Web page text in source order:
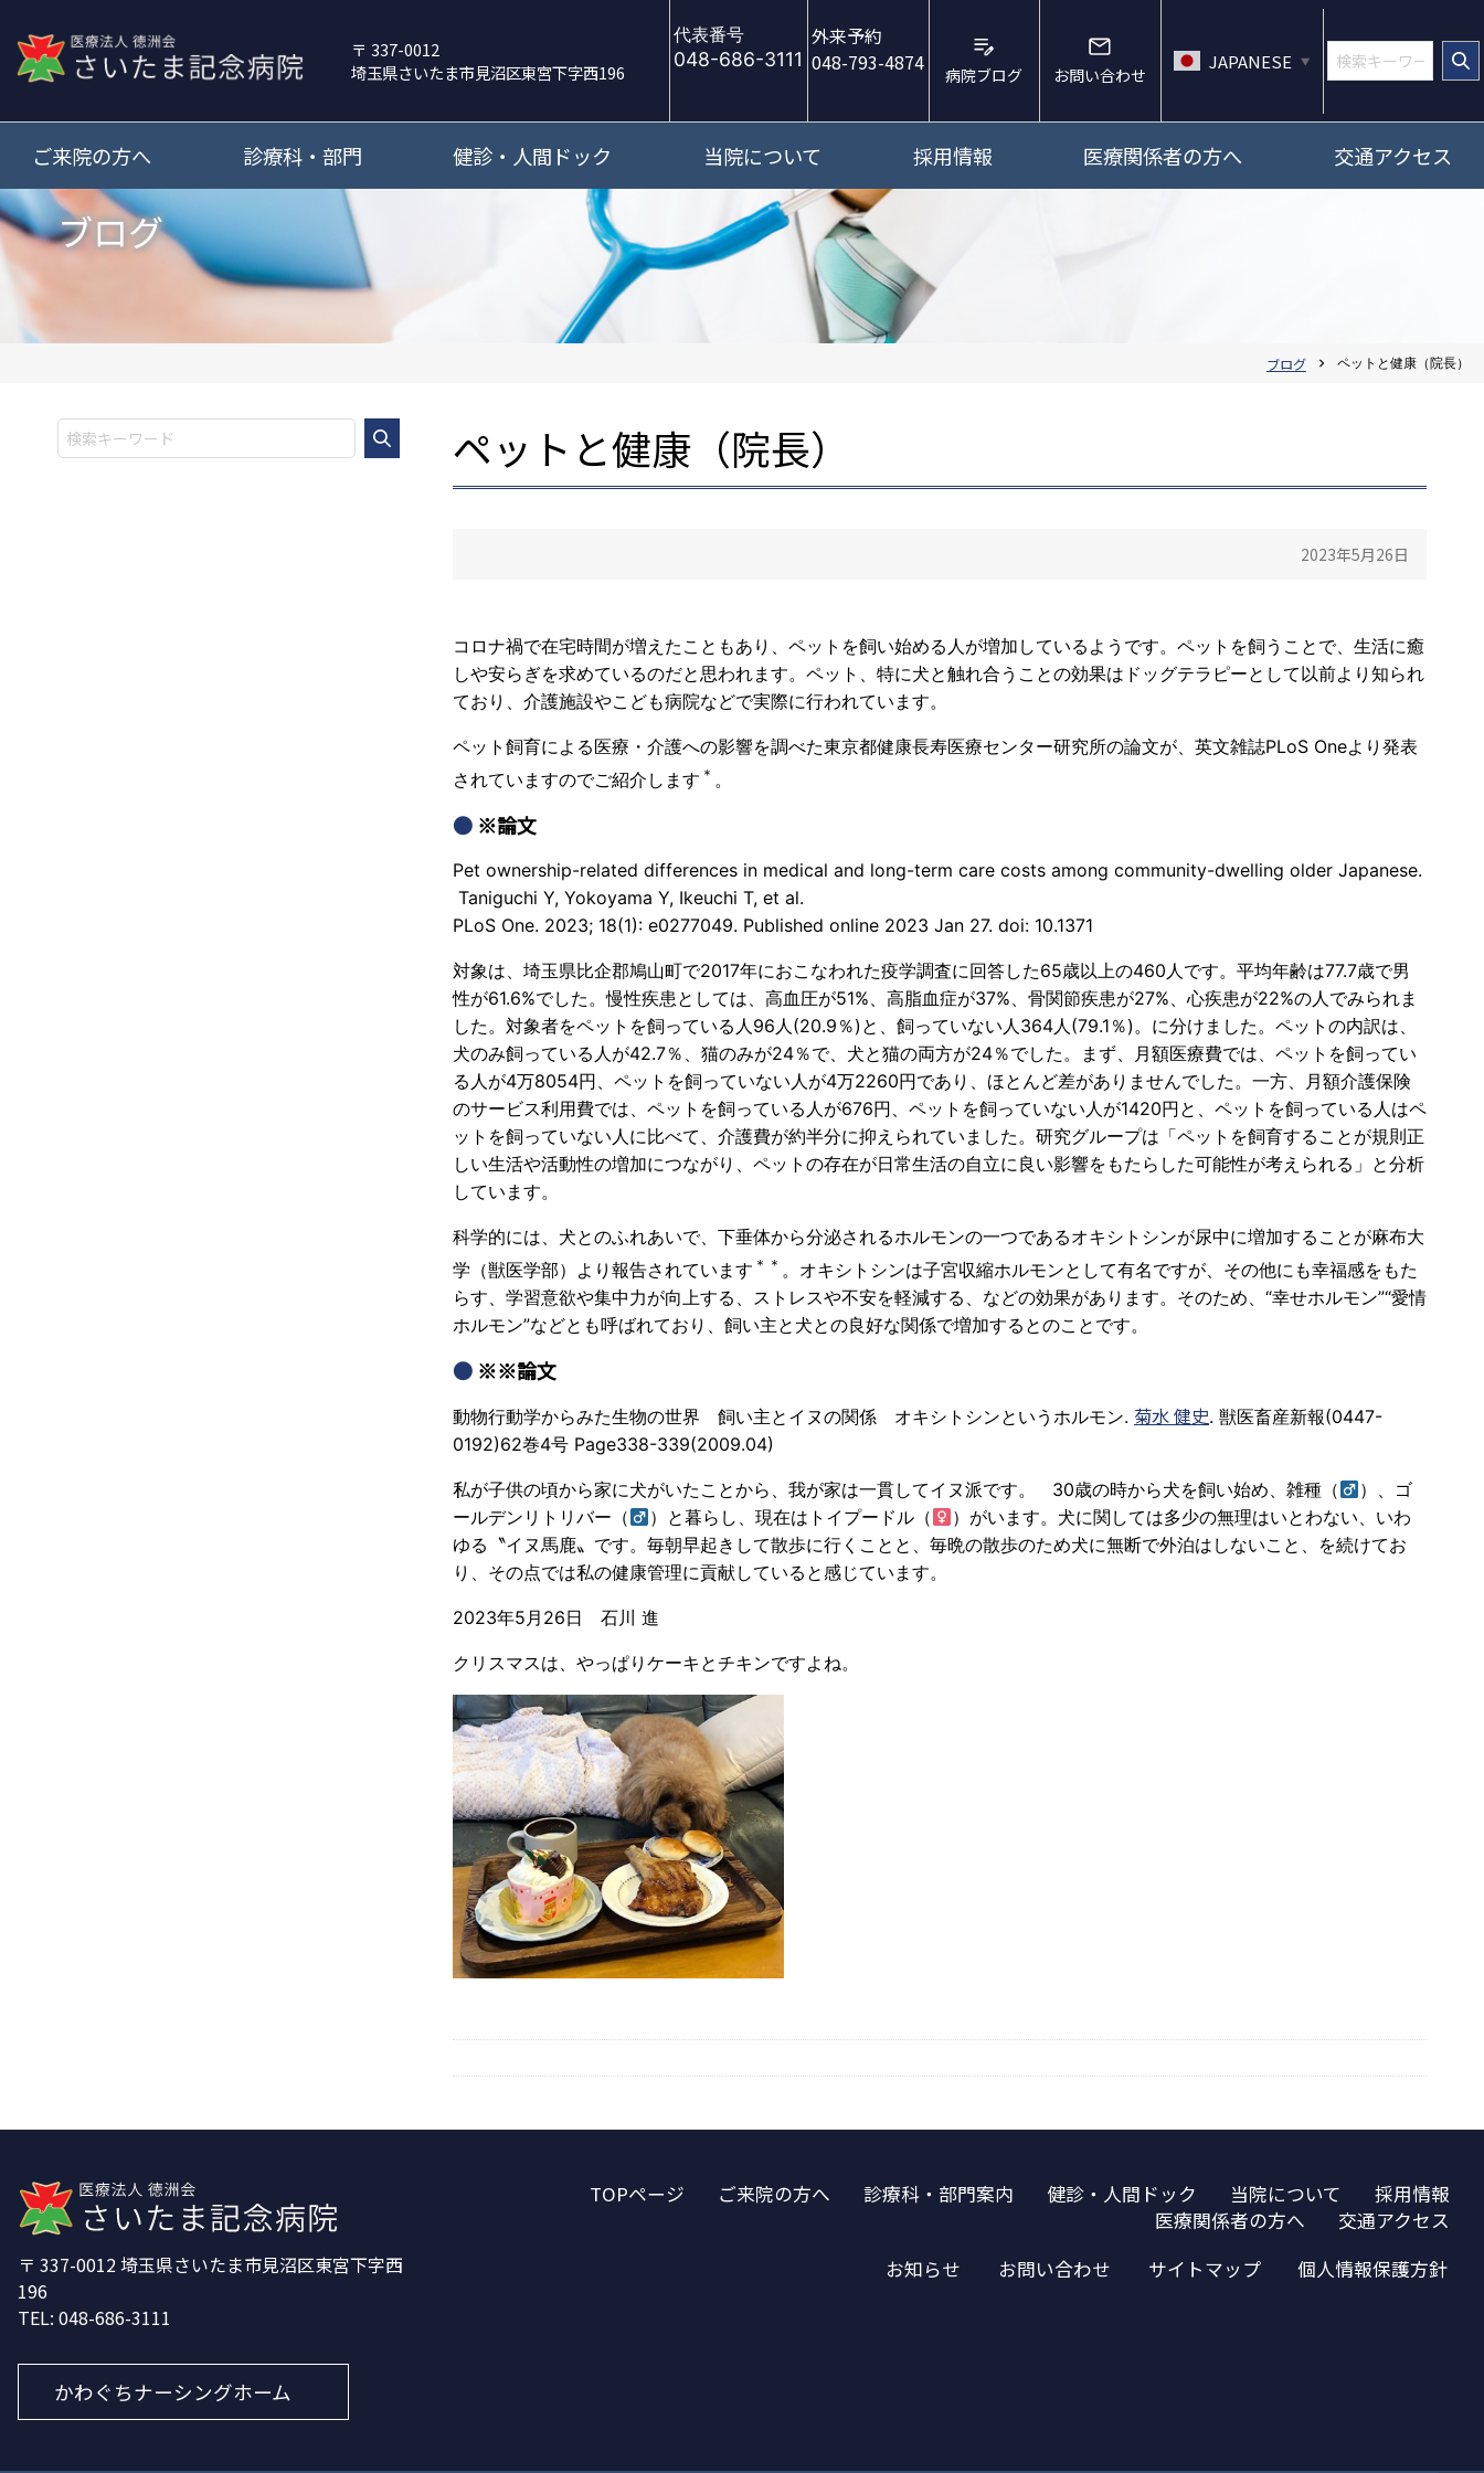
337-0012
埼玉県さいたま市見沼区東宮下字西196
代表番号
048-686-3111
外来予約
048-793-4874
病院ブログ お問い合わせ
JAPANESE ▼
ご来院の方へ 診療科・部門 健診・人間ドック 当院について 採用情報 医療関係者の方へ 交通アクセス
ブログ
ブログ chevron_right ペットと健康（院長）
ペットと健康（院長）
2023年5月26日
コロナ禍で在宅時間が増えたこともあり、ペットを飼い始める人が増加しているようです。ペットを飼うことで、生活に癒
しや安らぎを求めているのだと思われます。ペット、特に犬と触れ合うことの効果はドッグテラピーとして以前より知られ
ており、介護施設やこども病院などで実際に行われています。
ペット飼育による医療・介護への影響を調べた東京都健康長寿医療センター研究所の論文が、英文雑誌PLoS Oneより発表
されていますのでご紹介します ＊ 。
※論文
Pet ownership-related differences in medical and long-term care costs among community-dwelling older Japanese.
Taniguchi Y, Yokoyama Y, Ikeuchi T, et al.
PLoS One. 2023; 18(1): e0277049. Published online 2023 Jan 27. doi: 10.1371
対象は、埼玉県比企郡鳩山町で2017年におこなわれた疫学調査に回答した65歳以上の460人です。平均年齢は77.7歳で男
性が61.6%でした。慢性疾患としては、高血圧が51%、高脂血症が37%、骨関節疾患が27%、心疾患が22%の人でみられま
した。対象者をペットを飼っている人96人(20.9％)と、飼っていない人364人(79.1％)。に分けました。ペットの内訳は、
犬のみ飼っている人が42.7％、猫のみが24％で、犬と猫の両方が24％でした。まず、月額医療費では、ペットを飼ってい
る人が4万8054円、ペットを飼っていない人が4万2260円であり、ほとんど差がありませんでした。一方、月額介護保険
のサービス利用費では、ペットを飼っている人が676円、ペットを飼っていない人が1420円と、ペットを飼っている人はペ
ットを飼っていない人に比べて、介護費が約半分に抑えられていました。研究グループは「ペットを飼育することが規則正
しい生活や活動性の増加につながり、ペットの存在が日常生活の自立に良い影響をもたらした可能性が考えられる」と分析
しています。
科学的には、犬とのふれあいで、下垂体から分泌されるホルモンの一つであるオキシトシンが尿中に増加することが麻布大
学（獣医学部）より報告されています ＊＊ 。オキシトシンは子宮収縮ホルモンとして有名ですが、その他にも幸福感をもた
らす、学習意欲や集中力が向上する、ストレスや不安を軽減する、などの効果があります。そのため、“幸せホルモン”“愛情
ホルモン”などとも呼ばれており、飼い主と犬との良好な関係で増加するとのことです。
※※論文
動物行動学からみた生物の世界 飼い主とイヌの関係 オキシトシンというホルモン. 菊水 健史. 獣医畜産新報(0447-
0192)62巻4号 Page338-339(2009.04)
私が子供の頃から家に犬がいたことから、我が家は一貫してイヌ派です。 30歳の時から犬を飼い始め、雑種（
）、ゴ
ールデンリトリバー（
）と暮らし、現在はトイプードル（
）がいます。犬に関しては多少の無理はいとわない、いわ
ゆる〝イヌ馬鹿〟です。毎朝早起きして散歩に行くことと、毎晩の散歩のため犬に無断で外泊はしないこと、を続けてお
り、その点では私の健康管理に貢献していると感じています。
2023年5月26日 石川 進
クリスマスは、やっぱりケーキとチキンですよね。
337-0012埼玉県さいたま市見沼区東宮下字西
196
048-686-3111
かわぐちナーシングホーム
TOPページ ご来院の方へ 診療科・部門案内 健診・人間ドック 当院について
採用情報
医療関係者の方へ
交通アクセス
お知らせ
お問い合わせ サイトマップ 個人情報保護方針